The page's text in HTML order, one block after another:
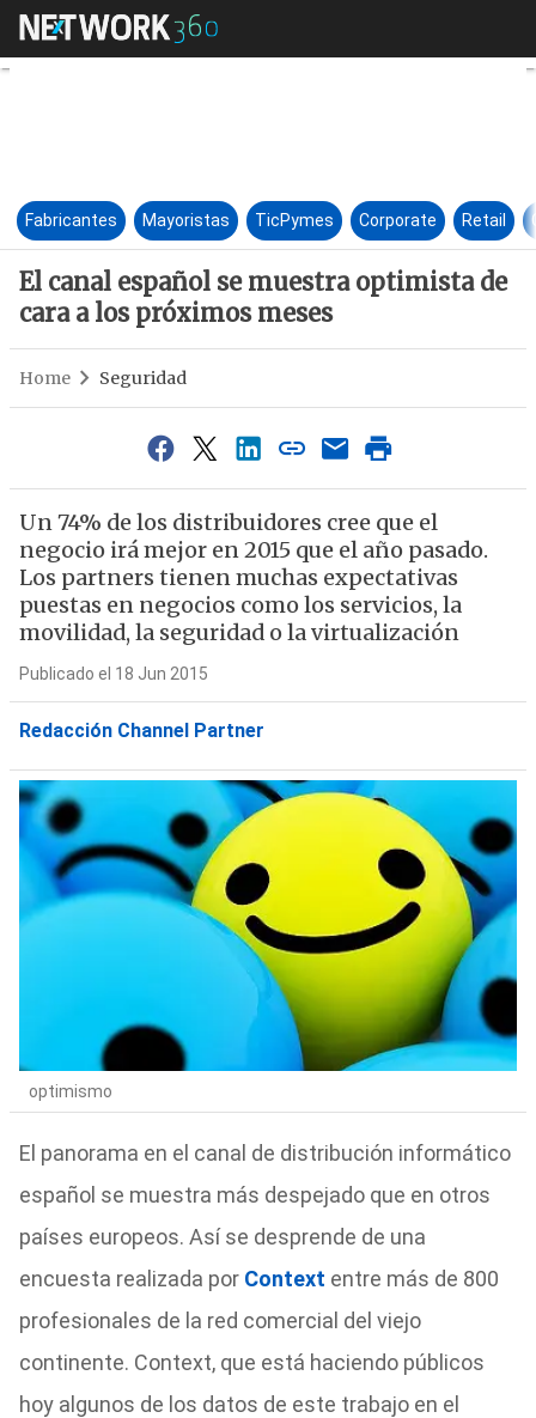
El canal español se muestra
Fabricantes Mayoristas TicPymes Corporate Retail
El canal español se muestra optimista de
cara a los próximos meses
Home Seguridad
Un 74% de los distribuidores cree que el
negocio irá mejor en 2015 que el año pasado.
Los partners tienen muchas expectativas
puestas en negocios como los servicios, la
movilidad, la seguridad o la virtualización
Publicado el 18 Jun 2015
Redacción Channel Partner
optimismo
El panorama en el canal de distribución informático
español se muestra más despejado que en otros
países europeos. Así se desprende de una
encuesta realizada por Context entre más de 800
profesionales de la red comercial del viejo
continente. Context, que está haciendo públicos
hoy algunos de los datos de este trabajo en el